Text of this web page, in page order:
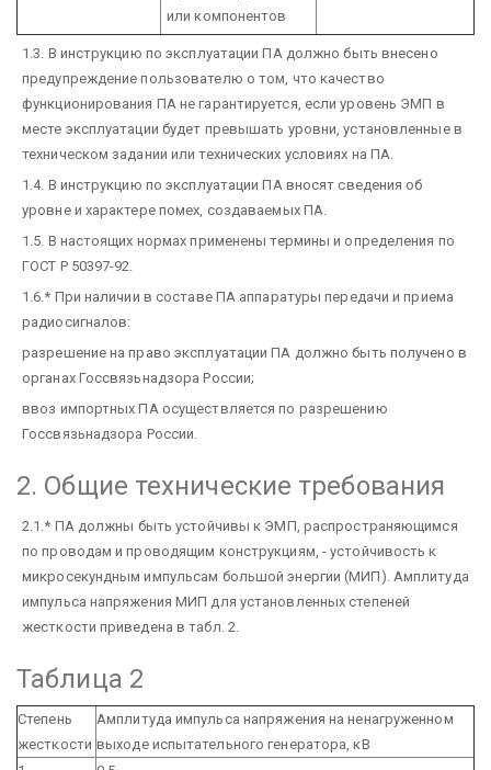
или компонентов
1.3. В инструкцию по эксплуатации ПА должно быть внесено
предупреждение пользователю о том, что качество
функционирования ПА не гарантируется, если уровень ЭМП в
месте эксплуатации будет превышать уровни, установленные в
техническом задании или технических условиях на ПА.
1.4. В инструкцию по эксплуатации ПА вносят сведения об
уровне и характере помех, создаваемых ПА.
1.5. В настоящих нормах применены термины и определения по
ГОСТ Р 50397-92.
1.6.* При наличии в составе ПА аппаратуры передачи и приема
радиосигналов:
разрешение на право эксплуатации ПА должно быть получено в
органах Госсвязьнадзора России;
ввоз импортных ПА осуществляется по разрешению
Госсвязьнадзора России.
2. Общие технические требования
2.1.* ПА должны быть устойчивы к ЭМП, распространяющимся
по проводам и проводящим конструкциям, - устойчивость к
микросекундным импульсам большой энергии (МИП). Амплитуда
импульса напряжения МИП для установленных степеней
жесткости приведена в табл. 2.
Таблица 2
Степень
жесткости
Амплитуда импульса напряжения на ненагруженном
выходе испытательного генератора, кВ